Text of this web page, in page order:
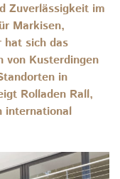
Zuverlässigkeit im
Markisen,
hat sich das
von Kusterdingen
in
Rolladen Rall,
international